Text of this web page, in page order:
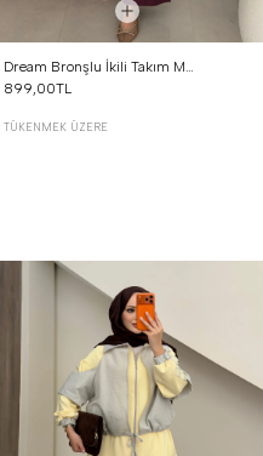
Dream Bronşlu İkili Takım Mürdüm
899,00TL
TÜKENMEK ÜZERE